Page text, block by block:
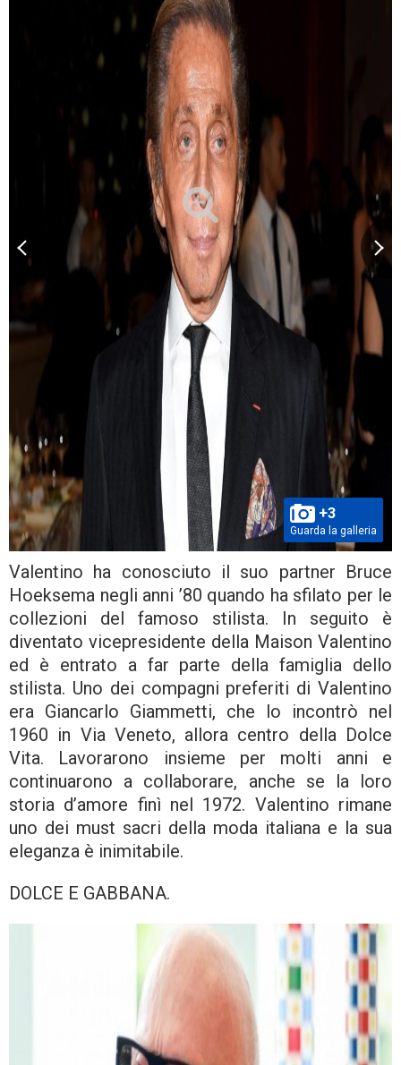
+3
Guarda la galleria
Valentino ha conosciuto il suo partner Bruce
Hoeksema negli anni ’80 quando ha sfilato per le
collezioni del famoso stilista. In seguito è
diventato vicepresidente della Maison Valentino
ed è entrato a far parte della famiglia dello
stilista. Uno dei compagni preferiti di Valentino
era Giancarlo Giammetti, che lo incontrò nel
1960 in Via Veneto, allora centro della Dolce
Vita. Lavorarono insieme per molti anni e
continuarono a collaborare, anche se la loro
storia d’amore finì nel 1972. Valentino rimane
uno dei must sacri della moda italiana e la sua
eleganza è inimitabile.
DOLCE E GABBANA.